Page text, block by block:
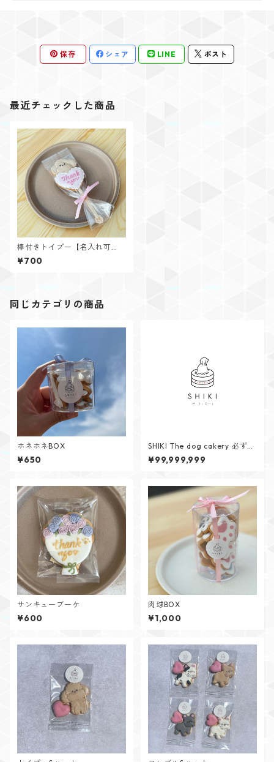
保存 シェア LINE ポスト
最近チェックした商品
棒付きトイプー【名入れ可
能】
¥700
同じカテゴリの商品
ホネホネBOX
¥650
SHIKI The dog cakery 必ずご
確認ください⚠️
¥99,999,999
サンキューブーケ
¥600
肉球BOX
¥1,000